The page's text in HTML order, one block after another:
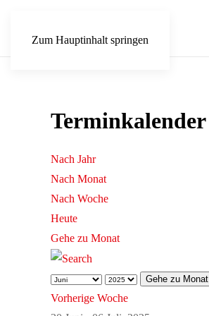
Zum Hauptinhalt springen
Terminkalender
Nach Jahr
Nach Monat
Nach Woche
Heute
Gehe zu Monat
Gehe zu Monat
Vorherige Woche